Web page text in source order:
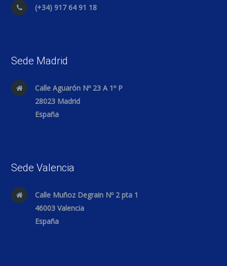
(+34) 917 64 91 18
Sede Madrid
Calle Aguarón Nº 23 A 1º P
28023 Madrid
España
Sede Valencia
Calle Muñoz Degrain Nº 2 pta 1
46003 Valencia
España